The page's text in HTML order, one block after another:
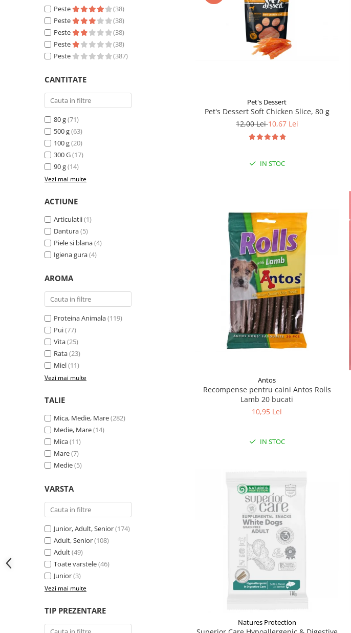
Servetele Umede
Covorase absorbante
Curatare Ochi
Igiena Catel
Perii si descalcitoare caini
Solutii Atractante si repelente
Custi transport - Pisici
Jucarii Pisici
Lese, Hamuri si Zgarzi
Paturi, perne si cosuri pentru pisici
Peste
(38)
Peste
(38)
Peste
(38)
Peste
(38)
Peste
(387)
CANTITATE
80 g(71)
500 g(63)
100 g(20)
300 G(17)
90 g(14)
Vezi mai multe
ACTIUNE
Articulatii(1)
Dantura(5)
Piele si blana(4)
Igiena gura(4)
AROMA
Proteina Animala(119)
Pui(77)
Vita(25)
Rata(23)
Miel(11)
Vezi mai multe
TALIE
Mica, Medie, Mare(282)
Medie, Mare(14)
Mica(11)
Mare(7)
Medie(5)
VARSTA
Junior, Adult, Senior(174)
Adult, Senior(108)
Adult(49)
Toate varstele(46)
Junior(3)
Vezi mai multe
TIP PREZENTARE
Pet's Dessert
Pet's Dessert Soft Chicken Slice, 80 g
12,00 Lei10,67 Lei
IN STOC
Antos
Recompense pentru caini Antos Rolls
Lamb 20 bucati
10,95 Lei
IN STOC
Natures Protection